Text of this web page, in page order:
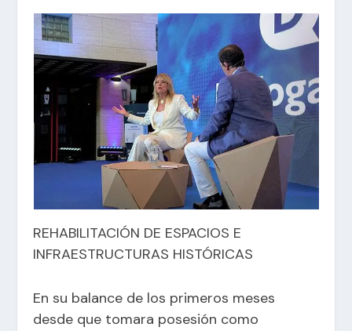
REHABILITACIÓN DE ESPACIOS E
INFRAESTRUCTURAS HISTÓRICAS
En su balance de los primeros meses
desde que tomara posesión como